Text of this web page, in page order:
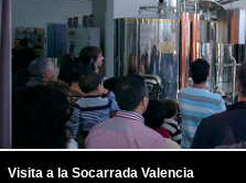
Visita a la Socarrada Valencia